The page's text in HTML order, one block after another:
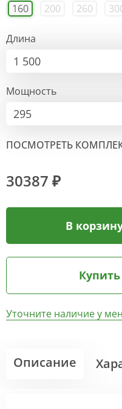
160
200 260
Длина
1 500
Мощность
295
ПОСМОТРЕТЬ
30387 ₽
В
Уточните наличие у
Описание